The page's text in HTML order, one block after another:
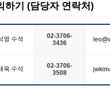
하기 (담당자 연락처)
영 수석
02-3706-
3436
욱 수석
02-3706-
3508